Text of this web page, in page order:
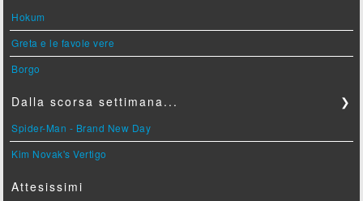
Hokum
Greta e le favole vere
Borgo
Dalla scorsa settimana... ❯
Spider-Man - Brand New Day
Kim Novak's Vertigo
Attesissimi